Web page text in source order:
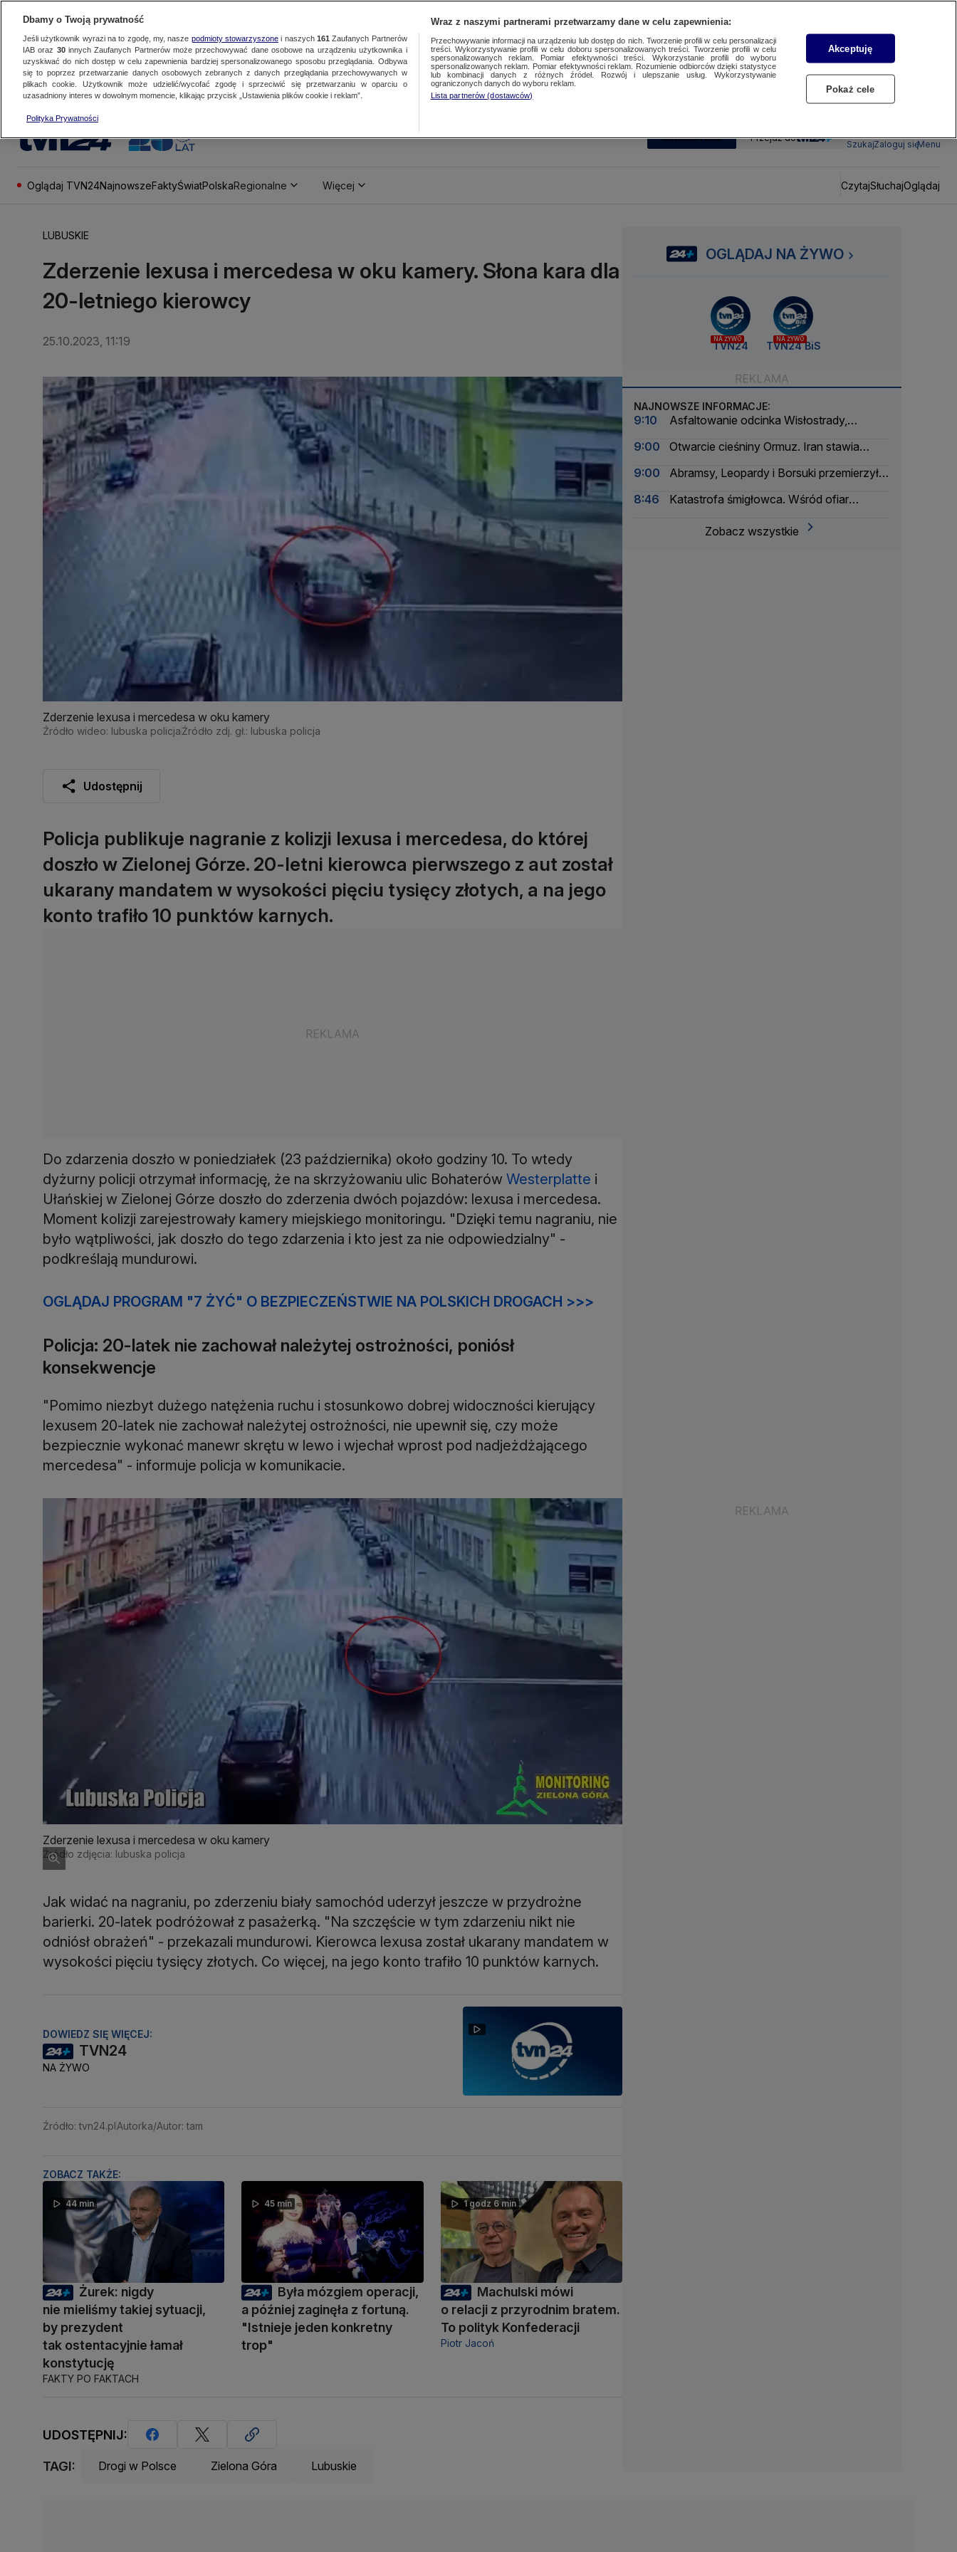
SUBSKRYBUJ Przejdź do
SzukajZaloguj sięMenu
Oglądaj TVN24NajnowszeFaktyŚwiatPolskaRegionalne Więcej CzytajSłuchajOglądaj
LUBUSKIE
Zderzenie lexusa i mercedesa w oku kamery. Słona kara dla
20-letniego kierowcy
25.10.2023, 11:19
Zderzenie lexusa i mercedesa w oku kamery
Źródło wideo: lubuska policjaŹródło zdj. gł.: lubuska policja
Udostępnij
Policja publikuje nagranie z kolizji lexusa i mercedesa, do której
doszło w Zielonej Górze. 20-letni kierowca pierwszego z aut został
ukarany mandatem w wysokości pięciu tysięcy złotych, a na jego
konto trafiło 10 punktów karnych.
Do zdarzenia doszło w poniedziałek (23 października) około godziny 10. To wtedy
dyżurny policji otrzymał informację, że na skrzyżowaniu ulic Bohaterów Westerplatte i
Ułańskiej w Zielonej Górze doszło do zderzenia dwóch pojazdów: lexusa i mercedesa.
Moment kolizji zarejestrowały kamery miejskiego monitoringu. "Dzięki temu nagraniu, nie
było wątpliwości, jak doszło do tego zdarzenia i kto jest za nie odpowiedzialny" -
podkreślają mundurowi.
OGLĄDAJ PROGRAM "7 ŻYĆ" O BEZPIECZEŃSTWIE NA POLSKICH DROGACH >>>
Policja: 20-latek nie zachował należytej ostrożności, poniósł
konsekwencje
"Pomimo niezbyt dużego natężenia ruchu i stosunkowo dobrej widoczności kierujący
lexusem 20-latek nie zachował należytej ostrożności, nie upewnił się, czy może
bezpiecznie wykonać manewr skrętu w lewo i wjechał wprost pod nadjeżdżającego
mercedesa" - informuje policja w komunikacie.
Zderzenie lexusa i mercedesa w oku kamery
Źródło zdjęcia: lubuska policja
Jak widać na nagraniu, po zderzeniu biały samochód uderzył jeszcze w przydrożne
barierki. 20-latek podróżował z pasażerką. "Na szczęście w tym zdarzeniu nikt nie
odniósł obrażeń" - przekazali mundurowi. Kierowca lexusa został ukarany mandatem w
wysokości pięciu tysięcy złotych. Co więcej, na jego konto trafiło 10 punktów karnych.
DOWIEDZ SIĘ WIĘCEJ:
TVN24
NA ŻYWO
Źródło: tvn24.plAutorka/Autor: tam
ZOBACZ TAKŻE:
44 min
Żurek: nigdy
nie mieliśmy takiej sytuacji,
by prezydent
tak ostentacyjnie łamał
konstytucję
FAKTY PO FAKTACH
45 min
Była mózgiem operacji,
a później zaginęła z fortuną.
"Istnieje jeden konkretny
trop"
1 godz 6 min
Machulski mówi
o relacji z przyrodnim bratem.
To polityk Konfederacji
Piotr Jacoń
UDOSTĘPNIJ:
TAGI: Drogi w Polsce Zielona Góra Lubuskie
OGLĄDAJ NA ŻYWO
NA ŻYWO
TVN24
NA ŻYWO
TVN24 BiS
NAJNOWSZE INFORMACJE:
9:10
Asfaltowanie odcinka Wisłostrady,
9:00
Otwarcie cieśniny Ormuz. Iran stawia
9:00
Abramsy, Leopardy i Borsuki przemierzyły
8:46
Katastrofa śmigłowca. Wśród ofiar
Zobacz wszystkie
Dbamy o Twoją prywatność
Jeśli użytkownik wyrazi na to zgodę, my, nasze podmioty stowarzyszonei naszych 161 Zaufanych Partnerów
IAB oraz 30innych Zaufanych Partnerów może przechowywać dane osobowe na urządzeniu użytkownika i
uzyskiwać do nich dostęp w celu zapewnienia bardziej spersonalizowanego sposobu przeglądania. Odbywa
się to poprzez przetwarzanie danych osobowych zebranych z danych przeglądania przechowywanych w
plikach cookie. Użytkownik może udzielić/wycofać zgodę i sprzeciwić się przetwarzaniu w oparciu o
uzasadniony interes w dowolnym momencie, klikając przycisk „Ustawienia plików cookie i reklam”.
Polityka Prywatności
Wraz z naszymi partnerami przetwarzamy dane w celu zapewnienia:
Przechowywanie informacji na urządzeniu lub dostęp do nich. Tworzenie profili w celu personalizacji
treści. Wykorzystywanie profili w celu doboru spersonalizowanych treści. Tworzenie profili w celu
spersonalizowanych reklam. Pomiar efektywności treści. Wykorzystanie profili do wyboru
spersonalizowanych reklam. Pomiar efektywności reklam. Rozumienie odbiorców dzięki statystyce
lub kombinacji danych z różnych źródeł. Rozwój i ulepszanie usług. Wykorzystywanie
ograniczonych danych do wyboru reklam.
Lista partnerów (dostawców)
Akceptuję
Pokaż cele